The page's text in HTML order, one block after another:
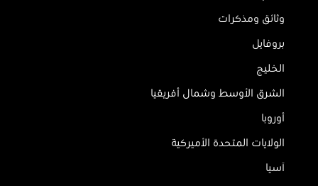
وثائق ومذكرات
بروفايل
الخليج
الشرق الأوسط وشمال أفريقيا
أوروبا
الولايات المتحدة الأميركية
آسيا